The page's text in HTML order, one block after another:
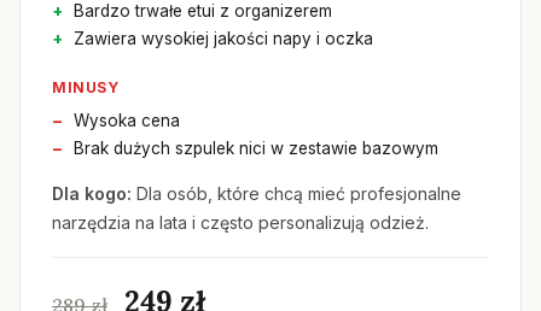
Bardzo trwałe etui z organizerem
Zawiera wysokiej jakości napy i oczka
MINUSY
Wysoka cena
Brak dużych szpulek nici w zestawie bazowym
Dla kogo: Dla osób, które chcą mieć profesjonalne
narzędzia na lata i często personalizują odzież.
289 zł 249 zł